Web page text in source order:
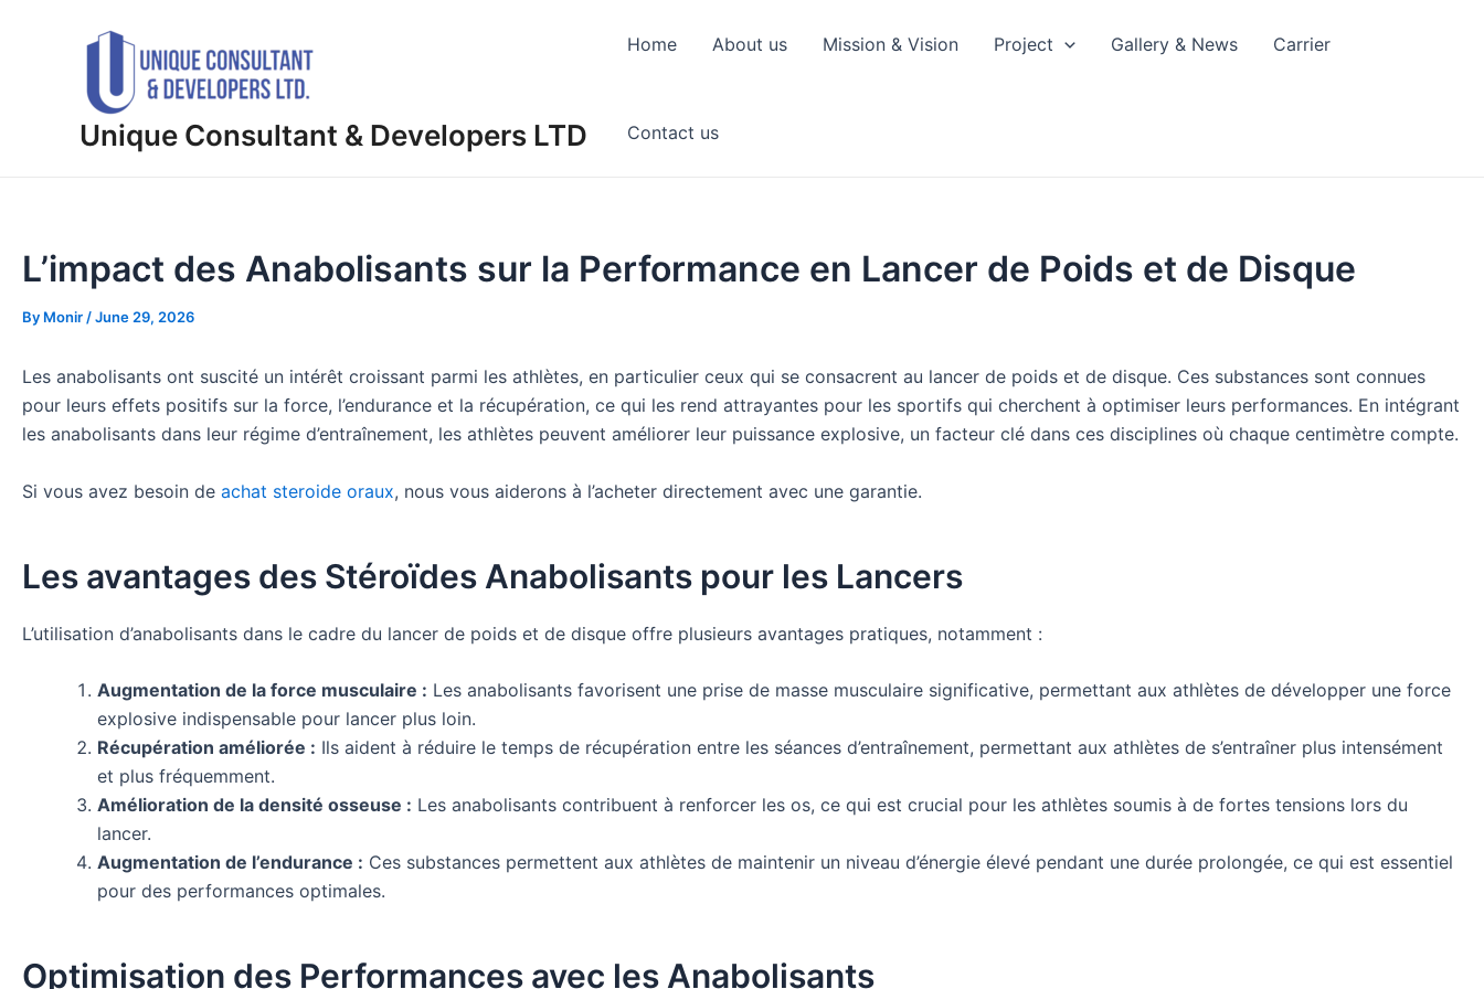
Unique Consultant & Developers LTD
Home About us Mission & Vision Project Gallery & News Carrier
Contact us
L’impact des Anabolisants sur la Performance en Lancer de Poids et de Disque
By Monir /June 29, 2026
Les anabolisants ont suscité un intérêt croissant parmi les athlètes, en particulier ceux qui se consacrent au lancer de poids et de disque. Ces substances sont connues
pour leurs effets positifs sur la force, l’endurance et la récupération, ce qui les rend attrayantes pour les sportifs qui cherchent à optimiser leurs performances. En intégrant
les anabolisants dans leur régime d’entraînement, les athlètes peuvent améliorer leur puissance explosive, un facteur clé dans ces disciplines où chaque centimètre compte.
Si vous avez besoin de achat steroide oraux, nous vous aiderons à l’acheter directement avec une garantie.
Les avantages des Stéroïdes Anabolisants pour les Lancers
L’utilisation d’anabolisants dans le cadre du lancer de poids et de disque offre plusieurs avantages pratiques, notamment :
Augmentation de la force musculaire : Les anabolisants favorisent une prise de masse musculaire significative, permettant aux athlètes de développer une force
explosive indispensable pour lancer plus loin.
Récupération améliorée : Ils aident à réduire le temps de récupération entre les séances d’entraînement, permettant aux athlètes de s’entraîner plus intensément
et plus fréquemment.
Amélioration de la densité osseuse : Les anabolisants contribuent à renforcer les os, ce qui est crucial pour les athlètes soumis à de fortes tensions lors du
lancer.
Augmentation de l’endurance : Ces substances permettent aux athlètes de maintenir un niveau d’énergie élevé pendant une durée prolongée, ce qui est essentiel
pour des performances optimales.
Optimisation des Performances avec les Anabolisants
navigation